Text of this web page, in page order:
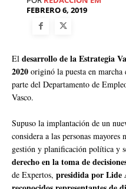
FEBRERO 6, 2019
El desarrollo de la Estrategia
2020 originó la puesta en
parte del Departamento de
Vasco.
Supuso la implantación de un
considera a las personas mayores
gestión y planificación política y
derecho en la toma de
de Expertos, presidida por